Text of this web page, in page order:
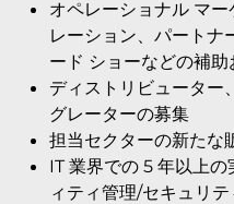
オペレーショナル マ
レーション、パートナ
ード ショーなどの補助
ディストリビューター
グレーターの募集
担当セクターの新たな
IT 業界での 5 年以上
ィティ管理/セキュリテ